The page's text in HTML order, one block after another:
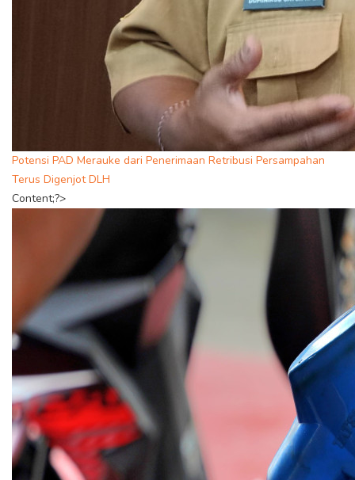
Potensi PAD Merauke dari Penerimaan Retribusi Persampahan
Terus Digenjot DLH
Content;?>